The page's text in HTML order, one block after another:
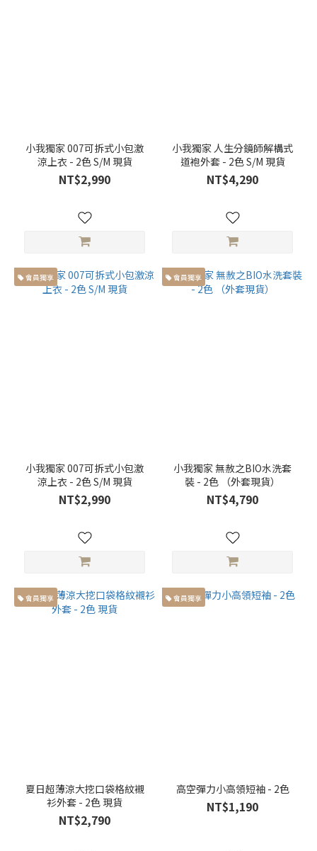
小我獨家 007可拆式小包激
涼上衣 - 2色 S/M 現貨
NT$2,990
小我獨家 人生分鏡師解構式
道袍外套 - 2色 S/M 現貨
NT$4,290
會員獨享
小我獨家 007可拆式小包激
涼上衣 - 2色 S/M 現貨
NT$2,990
會員獨享
小我獨家 無赦之BIO水洗套
裝 - 2色 （外套現貨）
NT$4,790
會員獨享
夏日超薄涼大挖口袋格紋襯
衫外套 - 2色 現貨
NT$2,790
會員獨享
高空彈力小高領短袖 - 2色
NT$1,190